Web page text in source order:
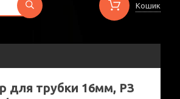
Кошик
для трубки 16мм, РЗ